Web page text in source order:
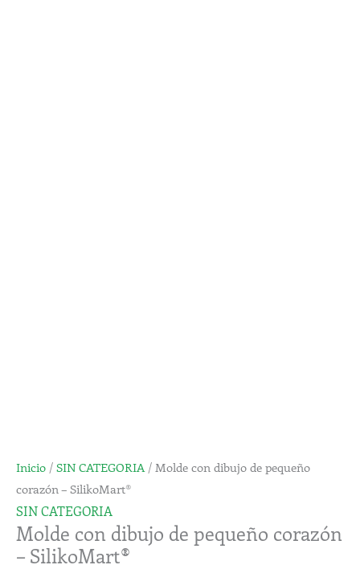
Inicio / SIN CATEGORIA/ Molde con dibujo de pequeño
corazón – SilikoMart®
SIN CATEGORIA
Molde con dibujo de pequeño corazón
– SilikoMart®